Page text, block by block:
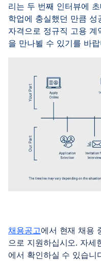
리는 두 번째 인터뷰에
학업에 충실했던 만큼 성
자격으로 정규직 고용
을 만나뵐 수 있기를 바
채용공고에서 현재 채용
으로 지원하십시오. 자세
에서 확인하실 수 있습니